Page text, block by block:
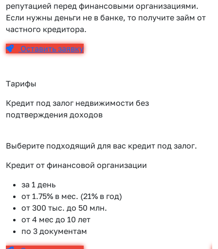
репутацией перед финансовыми организациями.
Если нужны деньги не в банке, то получите займ от
частного кредитора.
Оставить заявку
Тарифы
Кредит под залог недвижимости без
подтверждения доходов
Выберите подходящий для вас кредит под залог.
Кредит от финансовой организации
за 1 день
от 1.75% в мес. (21% в год)
от 300 тыс. до 50 млн.
от 4 мес до 10 лет
по 3 документам